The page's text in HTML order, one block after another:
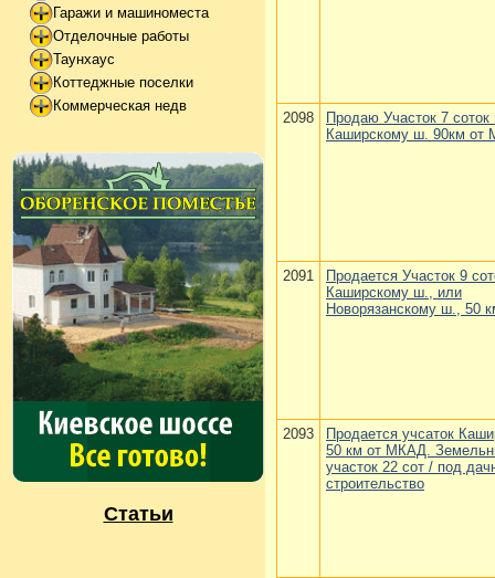
Гаражи и машиноместа
Отделочные работы
Таунхаус
Коттеджные поселки
Коммерческая недв
Статьи
2098
Продаю Участок 7 соток
Каширскому ш. 90км от
2091
Продается Участок 9
Каширскому ш., или
Новорязанскому ш., 50
2093
Продается учсаток
50 км от МКАД.
участок 22 сот / под
строительство